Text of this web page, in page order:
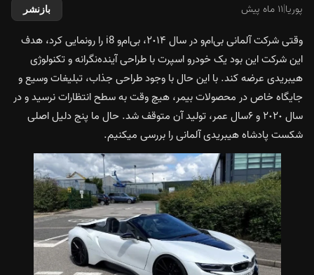
پوریا|۱۱ ماه پیش بازنشر
وقتی شرکت آلمانی بی‌ام‌و در سال ٢٠١۴، بی‌ام‌و i8 را رونمایی کرد، هدف
این شرکت این بود یک خودرو اسپرت با طراحی آینده‌‌نگرانه و تکنولوژی
هیبریدی عرضه کند. با این حال با وجود طراحی جذاب، تبلیغات وسیع و
جایگاه خاص در محصولات بیمر، هیچ وقت به سطح انتظارات نرسید و در
سال ٢٠٢٠ و ۶سال عمر، تولید آن متوقف شد. حال ما پنج دلیل اصلی
شکست پادشاه هیبریدی آلمانی را بررسی میکنیم.